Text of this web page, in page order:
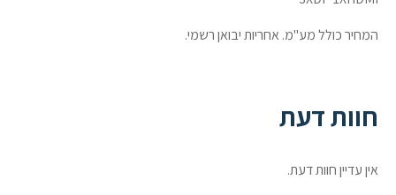
המחיר כולל מע"מ. אחריות יבואן רשמי.
חוות דעת
אין עדיין חוות דעת.